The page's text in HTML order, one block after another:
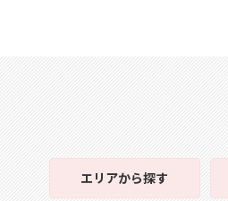
エリアから探す